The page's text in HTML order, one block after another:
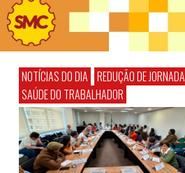
NOTÍCIAS DO DIA REDUÇÃO DE JORNADA
SAÚDE DO TRABALHADOR